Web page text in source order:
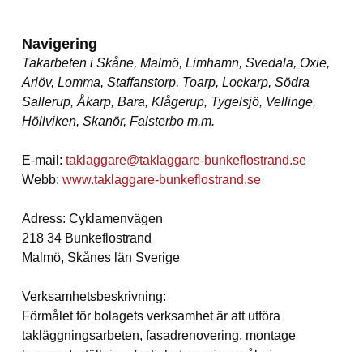
Navigering
Takarbeten i Skåne, Malmö, Limhamn, Svedala, Oxie,
Arlöv, Lomma, Staffanstorp, Toarp, Lockarp, Södra
Sallerup, Åkarp, Bara, Klågerup, Tygelsjö, Vellinge,
Höllviken, Skanör, Falsterbo m.m.
E-mail: taklaggare@taklaggare-bunkeflostrand.se
Webb: www.taklaggare-bunkeflostrand.se
Adress: Cyklamenvägen
218 34 Bunkeflostrand
Malmö, Skånes län Sverige
Verksamhetsbeskrivning:
Förmålet för bolagets verksamhet är att utföra
takläggningsarbeten, fasadrenovering, montage